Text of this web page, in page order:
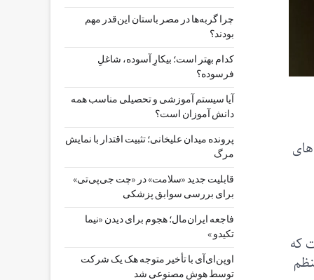
از ریزمغذی‌های
که
چرا گربه‌ها در مصر باستان این‌قدر مهم
بودند؟
کدام بهتر است؛ بیکارِ آسوده، شاغلِ
فرسوده؟
آیا سیستم آموزشی و تحصیلی مناسب همه
دانش آموزان است؟
پرونده میدان علیخانی؛ تثبیت اقتدار با نمایش
مرگ
قابلیت جدید «سلامت» در «چت ‌جی‌پی‌تی»
برای بررسی سوابق پزشکی
فاجعه ایران‌مال؛ هجوم برای دیدن «نیما
تکیدو »
اوپن‌ای‌آی با تأخیر متوجه هک یک شرکت
توسط هوش مصنوعی شد